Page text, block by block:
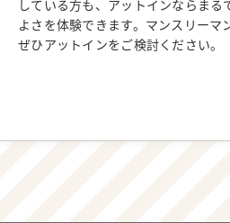
している方も、アットインならま
よさを体験できます。マンスリーマ
ぜひアットインをご検討ください。